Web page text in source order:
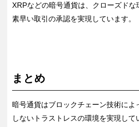
XRPなどの暗号通貨は、クローズドな
素早い取引の承認を実現しています。
まとめ
暗号通貨はブロックチェーン技術によ
しないトラストレスの環境を実現して